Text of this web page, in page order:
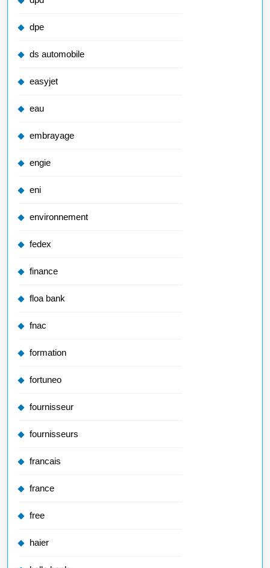
dpe
ds automobile
easyjet
eau
embrayage
engie
eni
environnement
fedex
finance
floa bank
fnac
formation
fortuneo
fournisseur
fournisseurs
francais
france
free
haier